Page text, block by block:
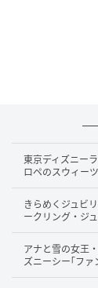
対応車種
パネル操作
（一部車両
販売先：
「DA-
線CarPlay/
うCar AI Box
東京ディズニー
ロペのスウィー
きらめくジュビ
ークリング・ジ
アナと雪の女王
ズニーシー｢ファ